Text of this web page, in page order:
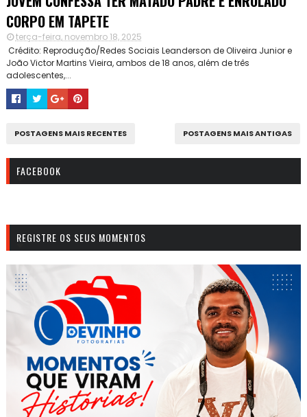
CORPO EM TAPETE
terça-feira, novembro 18, 2025
Crédito: Reprodução/Redes Sociais Leanderson de Oliveira Junior e
João Victor Martins Vieira, ambos de 18 anos, além de três
adolescentes,...
POSTAGENS MAIS RECENTES POSTAGENS MAIS ANTIGAS
FACEBOOK
REGISTRE OS SEUS MOMENTOS